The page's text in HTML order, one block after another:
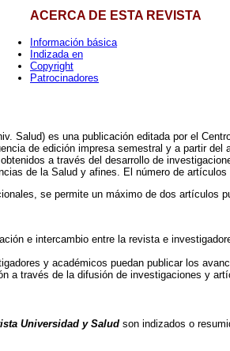
ACERCA DE ESTA REVISTA
Información básica
Indizada en
Copyright
Patrocinadores
Salud) es una publicación editada por el
de edición impresa semestral y a partir del
a través del desarrollo de
de la Salud y afines. El número de
se permite un máximo de dos artículos
e intercambio entre la revista e
y académicos puedan publicar los
a través de la difusión de investigaciones y
Universidad y Salud son indizados o